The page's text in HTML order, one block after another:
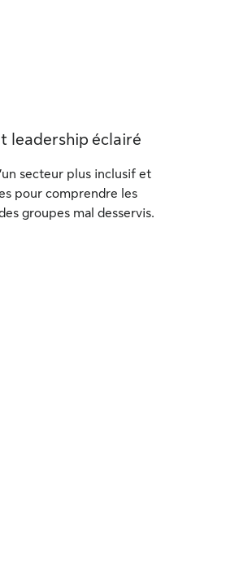
leadership éclairé
secteur plus inclusif et
pour comprendre les
groupes mal desservis.